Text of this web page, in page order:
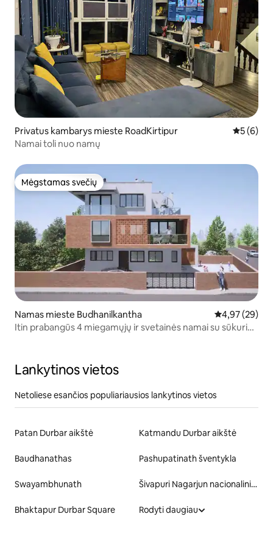
Privatus kambarys mieste RoadKirtipur Vidutinis
5 (6)
Namai toli nuo namų
Mėgstamas svečių
Mėgstamas svečių
Namas mieste Budhanilkantha Vidutinis
4,97 (29)
Itin prabangūs 4 miegamųjų ir svetainės namai su sūkurine
Lankytinos vietos
Netoliese esančios populiariausios lankytinos vietos
Patan Durbar aikštė Katmandu Durbar aikštė
Baudhanathas Pashupatinath šventykla
Swayambhunath Šivapuri Nagarjun nacionalinis parkas
Bhaktapur Durbar Square Rodyti daugiau